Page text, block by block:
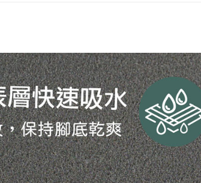
２．訂單成立數日內，您將收到繳費通知簡訊。
３．收到繳費通知簡訊後14天內，點擊此簡訊中的連結，可透
／ATM／網路銀行／等多元方式進行付款，方視為交易完成。
※ 請注意：結帳手續完成當下不需立刻繳費，但若您需要取消
絡購買商品的店家。未經商家同意取消之訂單仍視為有效，需
先享後付繳納相關費用。
※ 交易是否成功請以「AFTEE先享後付 」之結帳頁面顯示為
是否繳費成功／繳費後需取消欲退款等相關疑問，請聯繫「
付客戶支援中心」https://netprotections.freshdesk.com/
【注意事項】
１．透過由恩沛科技股份有限公司提供之「AFTEE先享後付」
筆NT$60，滿NT$1,000(含以上)免運費
爾富取貨付款
筆NT$60，滿NT$1,000(含以上)免運費
11取貨付款
筆NT$60，滿NT$1,000(含以上)免運費
配
筆NT$100，滿NT$1,000(含以上)免運費